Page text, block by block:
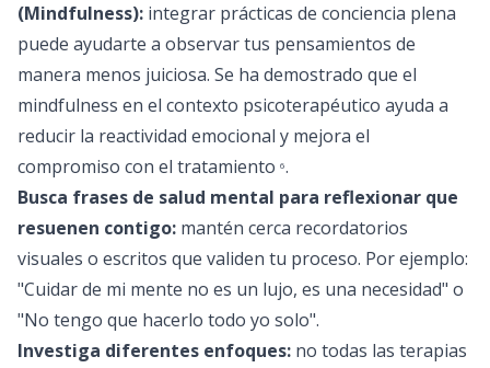
(Mindfulness): integrar prácticas de conciencia plena
puede ayudarte a observar tus pensamientos de
manera menos juiciosa. Se ha demostrado que el
mindfulness en el contexto psicoterapéutico ayuda a
reducir la reactividad emocional y mejora el
compromiso con el tratamiento 6.
Busca frases de salud mental para reflexionar que
resuenen contigo: mantén cerca recordatorios
visuales o escritos que validen tu proceso. Por ejemplo:
"Cuidar de mi mente no es un lujo, es una necesidad" o
"No tengo que hacerlo todo yo solo".
Investiga diferentes enfoques: no todas las terapias